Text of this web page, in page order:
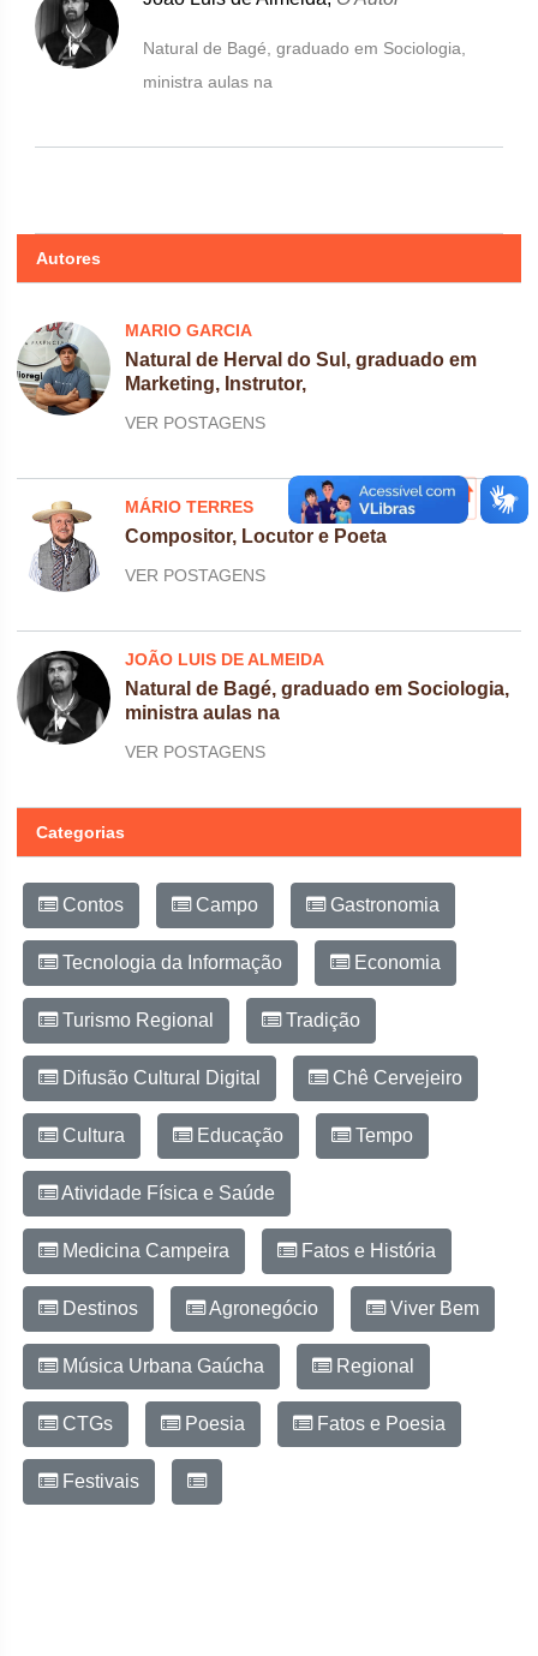
Natural de Bagé, graduado em Sociologia,
ministra aulas na
Autores
MARIO GARCIA
Natural de Herval do Sul, graduado em
Marketing, Instrutor,
VER POSTAGENS
MÁRIO TERRES
Compositor, Locutor e Poeta
VER POSTAGENS
JOÃO LUIS DE ALMEIDA
Natural de Bagé, graduado em Sociologia,
ministra aulas na
VER POSTAGENS
Categorias
Contos Campo Gastronomia
Tecnologia da Informação Economia
Turismo Regional Tradição
Difusão Cultural Digital Chê Cervejeiro
Cultura Educação Tempo
Atividade Física e Saúde
Medicina Campeira Fatos e História
Destinos Agronegócio Viver Bem
Música Urbana Gaúcha Regional
CTGs Poesia Fatos e Poesia
Festivais